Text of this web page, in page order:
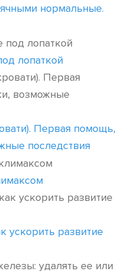
нормальные.
лопаткой
Первая помощь,
последствия
ускорить развитие